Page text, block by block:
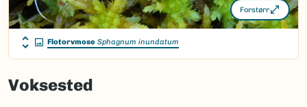
Forstørr
Flotorvmose Sphagnum inundatum
Voksested